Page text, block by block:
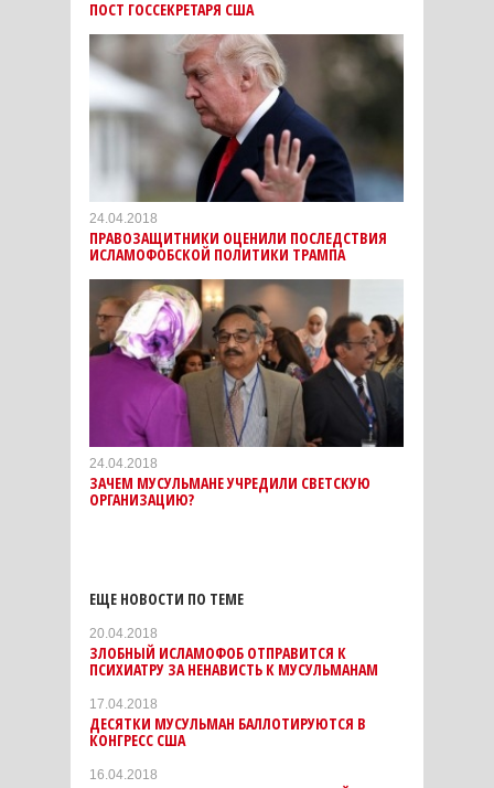
ПОСТ ГОССЕКРЕТАРЯ США
24.04.2018
ПРАВОЗАЩИТНИКИ ОЦЕНИЛИ ПОСЛЕДСТВИЯ
ИСЛАМОФОБСКОЙ ПОЛИТИКИ ТРАМПА
24.04.2018
ЗАЧЕМ МУСУЛЬМАНЕ УЧРЕДИЛИ СВЕТСКУЮ
ОРГАНИЗАЦИЮ?
ЕЩЕ НОВОСТИ ПО ТЕМЕ
20.04.2018
ЗЛОБНЫЙ ИСЛАМОФОБ ОТПРАВИТСЯ К
ПСИХИАТРУ ЗА НЕНАВИСТЬ К МУСУЛЬМАНАМ
17.04.2018
ДЕСЯТКИ МУСУЛЬМАН БАЛЛОТИРУЮТСЯ В
КОНГРЕСС США
16.04.2018